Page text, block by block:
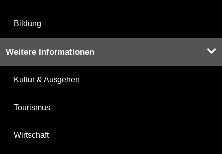
Bildung
Weitere Informationen
Kultur & Ausgehen
Tourismus
Wirtschaft